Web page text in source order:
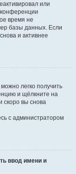
или
время не
базы данных. Если
и активнее
легко получить
и щёлкните на
скоро вы снова
с администратором
ввод имени и